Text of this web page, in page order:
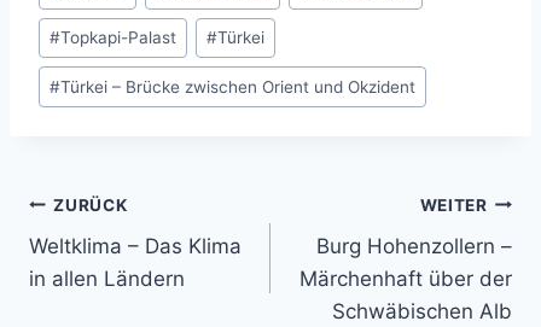
#Topkapi-Palast #Türkei
#Türkei – Brücke zwischen Orient und Okzident
Beitragsnavigation
ZURÜCK
Weltklima – Das Klima
in allen Ländern
WEITER
Burg Hohenzollern –
Märchenhaft über der
Schwäbischen Alb